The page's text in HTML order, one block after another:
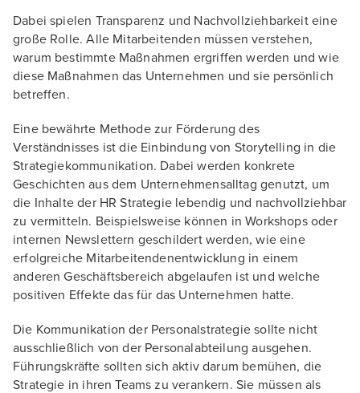
Dabei spielen Transparenz und Nachvollziehbarkeit eine
große Rolle. Alle Mitarbeitenden müssen verstehen,
warum bestimmte Maßnahmen ergriffen werden und wie
diese Maßnahmen das Unternehmen und sie persönlich
betreffen.
Eine bewährte Methode zur Förderung des
Verständnisses ist die Einbindung von Storytelling in die
Strategiekommunikation. Dabei werden konkrete
Geschichten aus dem Unternehmensalltag genutzt, um
die Inhalte der HR Strategie lebendig und nachvollziehbar
zu vermitteln. Beispielsweise können in Workshops oder
internen Newslettern geschildert werden, wie eine
erfolgreiche Mitarbeitendenentwicklung in einem
anderen Geschäftsbereich abgelaufen ist und welche
positiven Effekte das für das Unternehmen hatte.
Die Kommunikation der Personalstrategie sollte nicht
ausschließlich von der Personalabteilung ausgehen.
Führungskräfte sollten sich aktiv darum bemühen, die
Strategie in ihren Teams zu verankern. Sie müssen als